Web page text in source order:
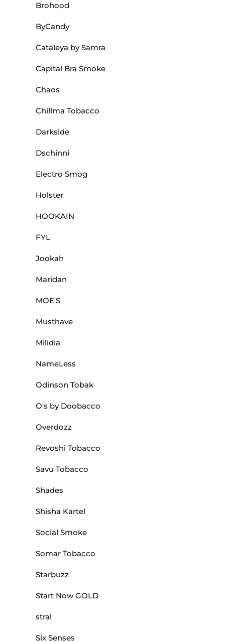
Brohood
ByCandy
Cataleya by Samra
Capital Bra Smoke
Chaos
Chillma Tobacco
Darkside
Dschinni
Electro Smog
Holster
HOOKAIN
FYL
Jookah
Maridan
MOE'S
Musthave
Milidia
NameLess
Odinson Tobak
O's by Doobacco
Overdozz
Revoshi Tobacco
Savu Tobacco
Shades
Shisha Kartel
Social Smoke
Somar Tobacco
Starbuzz
Start Now GOLD
stral
Six Senses